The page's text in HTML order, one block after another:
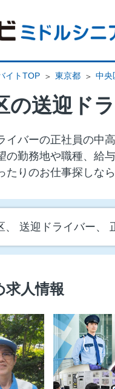
イトTOP 東京都 中央
の送迎ド
イバーの正社員の中
の勤務地や職種、給
たりのお仕事探しな
、 送迎ドライバー、
求人情報